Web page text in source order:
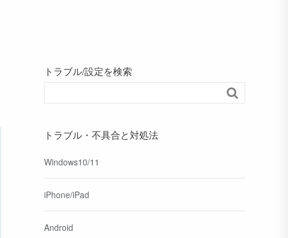
トラブル/設定を検索

トラブル・不具合と対処法
Windows10/11
iPhone/iPad
Android